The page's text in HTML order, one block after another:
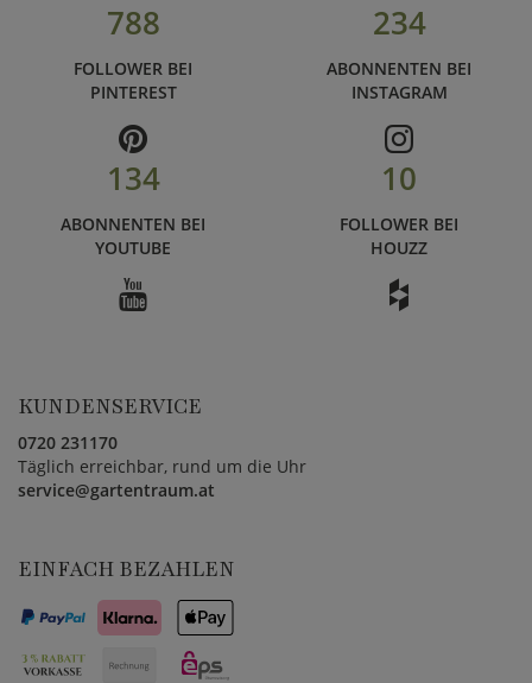
788
FOLLOWER BEI
PINTEREST
234
ABONNENTEN BEI
INSTAGRAM
134
ABONNENTEN BEI
YOUTUBE
10
FOLLOWER BEI
HOUZZ
KUNDENSERVICE
0720 231170
Täglich erreichbar, rund um die Uhr
service@gartentraum.at
EINFACH BEZAHLEN